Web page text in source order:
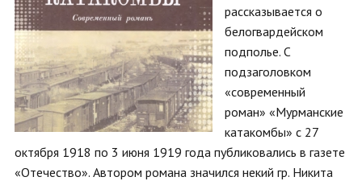
рассказывается о
белогвардейском
подполье. С
подзаголовком
«современный
роман» «Мурманские
катакомбы» с 27
октября 1918 по 3 июня 1919 года публиковались в газете
«Отечество». Автором романа значился некий гр. Никита